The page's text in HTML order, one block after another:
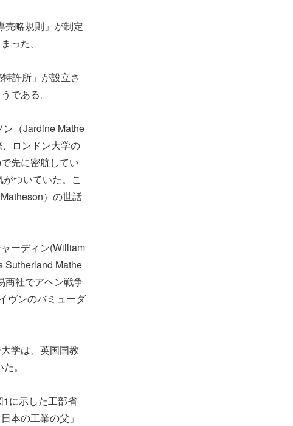
売略規則」が制定
った。
許所」が設立さ
である。
（Jardine Mathe
ロンドン大学の
先に密航してい
ついていた。こ
）の世話
ーディン(William
Sutherland Mathe
商社でアヘン戦争
ヴンのバミューダ
学は、英国国教
。
に示した工部省
本の工業の父」